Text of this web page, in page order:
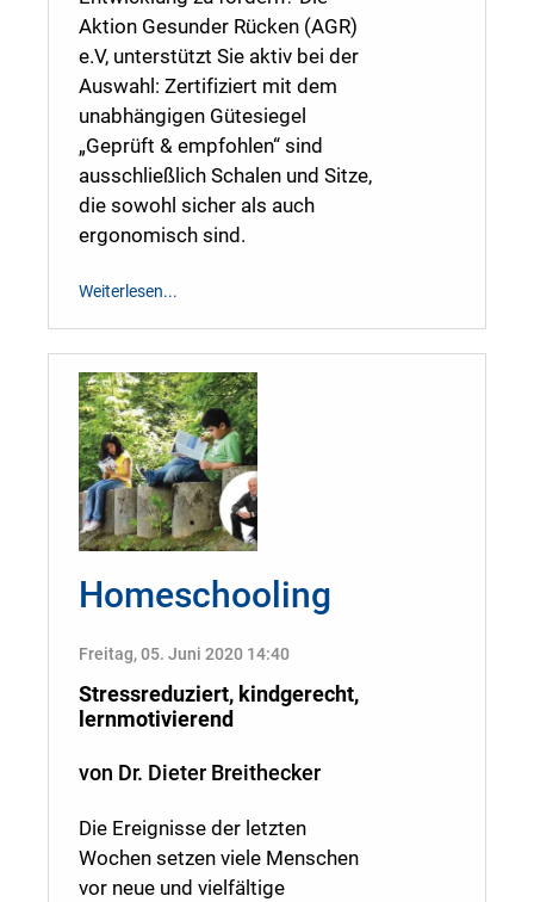
Aktion Gesunder Rücken (AGR)
e.V, unterstützt Sie aktiv bei der
Auswahl: Zertifiziert mit dem
unabhängigen Gütesiegel
„Geprüft & empfohlen“ sind
ausschließlich Schalen und Sitze,
die sowohl sicher als auch
ergonomisch sind.
Weiterlesen...
Homeschooling
Freitag, 05. Juni 2020 14:40
Stressreduziert, kindgerecht,
lernmotivierend
von Dr. Dieter Breithecker
Die Ereignisse der letzten
Wochen setzen viele Menschen
vor neue und vielfältige